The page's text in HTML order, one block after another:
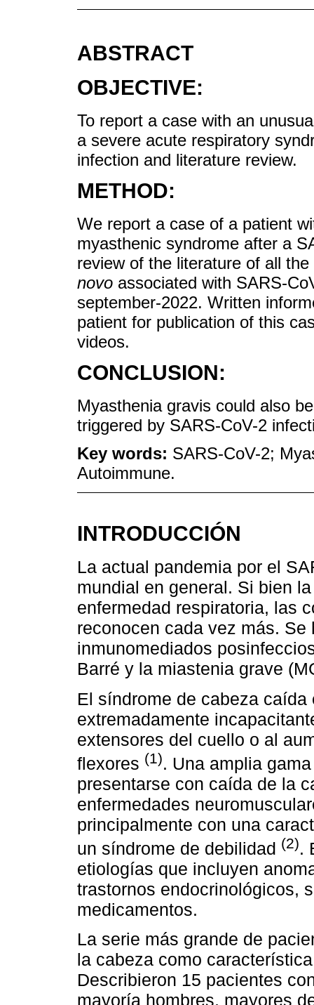
ABSTRACT
OBJECTIVE:
To report a case with an
a severe acute respiratory
infection and literature review.
METHOD:
We report a case of a patient
myasthenic syndrome after a
review of the literature of all
novo associated with SARS-
september-2022. Written
patient for publication of this
videos.
CONCLUSION:
Myasthenia gravis could also
triggered by SARS-CoV-2
Key words: SARS-CoV-2;
Autoimmune.
INTRODUCCIÓN
La actual pandemia por el
mundial en general. Si bien
enfermedad respiratoria, las
reconocen cada vez más.
inmunomediados
Barré y la miastenia grave
El síndrome de cabeza
extremadamente
extensores del cuello o al
flexores (1). Una amplia
presentarse con caída de la
enfermedades
principalmente con una
un síndrome de debilidad (2).
etiologías que incluyen
trastornos endocrinológicos,
medicamentos.
La serie más grande de
la cabeza como
Describieron 15 pacientes
mayoría hombres, mayores